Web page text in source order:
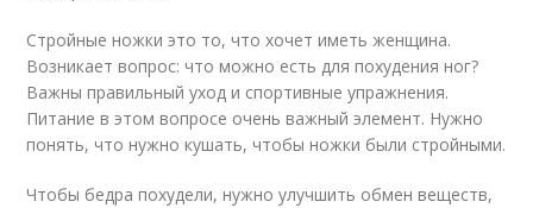
Стройные ножки это то, что хочет иметь женщина.
Возникает вопрос: что можно есть для похудения ног?
Важны правильный уход и спортивные упражнения.
Питание в этом вопросе очень важный элемент. Нужно
понять, что нужно кушать, чтобы ножки были стройными.
Чтобы бедра похудели, нужно улучшить обмен веществ,